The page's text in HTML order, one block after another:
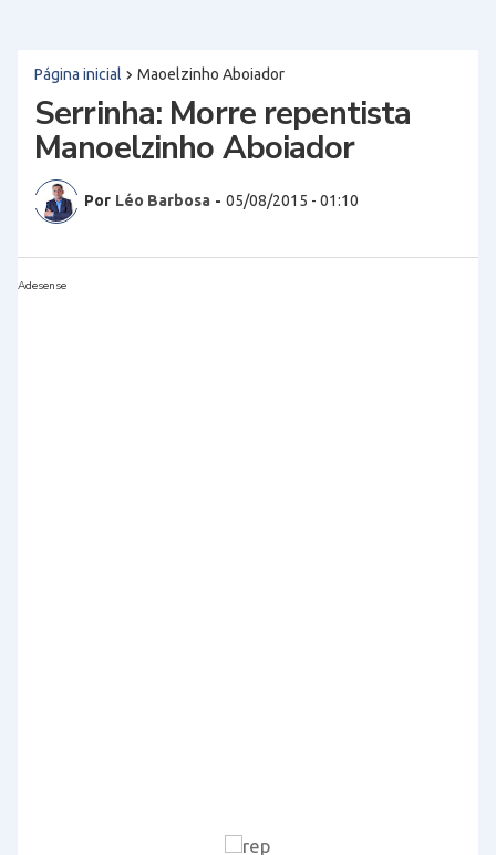
Página inicial Maoelzinho Aboiador
Serrinha: Morre repentista
Manoelzinho Aboiador
Por Léo Barbosa - 05/08/2015 - 01:10
Adesense